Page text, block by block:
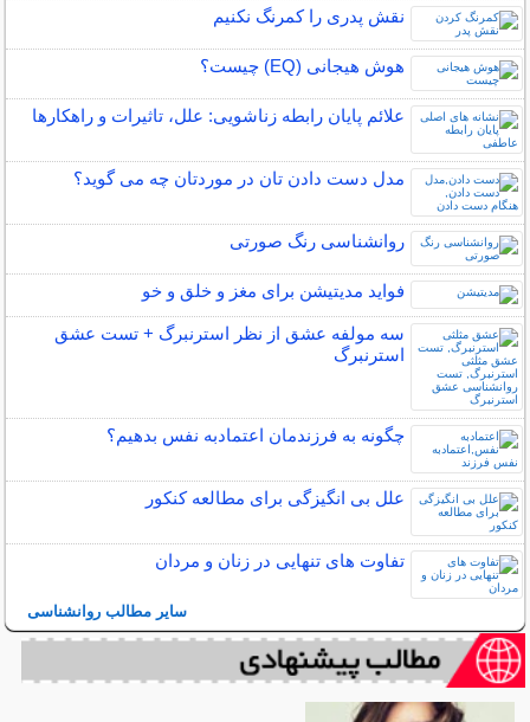
نقش پدری را کمرنگ نکنیم
هوش هیجانی (EQ) چیست؟
علائم پایان رابطه زناشویی: علل، تاثیرات و راهکارها
مدل دست دادن تان در موردتان چه می گوید؟
روانشناسی رنگ صورتی
فواید مدیتیشن برای مغز و خلق و خو
سه مولفه عشق از نظر استرنبرگ + تست عشق
استرنبرگ
چگونه به فرزندمان اعتمادبه نفس بدهیم؟
علل بی انگیزگی برای مطالعه کنکور
تفاوت های تنهایی در زنان و مردان
سایر مطالب روانشناسی